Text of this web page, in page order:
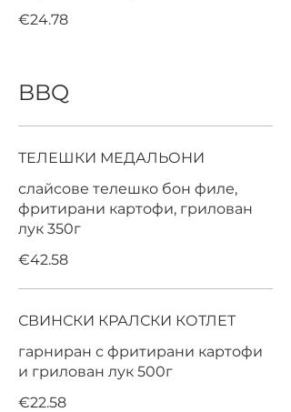
€24.78
BBQ
ТЕЛЕШКИ МЕДАЛЬОНИ
слайсове телешко бон филе,
фритирани картофи, грилован
лук 350г
€42.58
СВИНСКИ КРАЛСКИ КОТЛЕТ
гарниран с фритирани картофи
и грилован лук 500г
€22.58